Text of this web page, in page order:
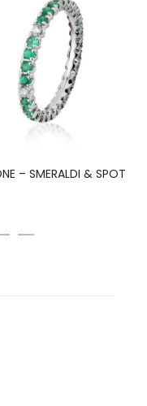
– SMERALDI & SPOT